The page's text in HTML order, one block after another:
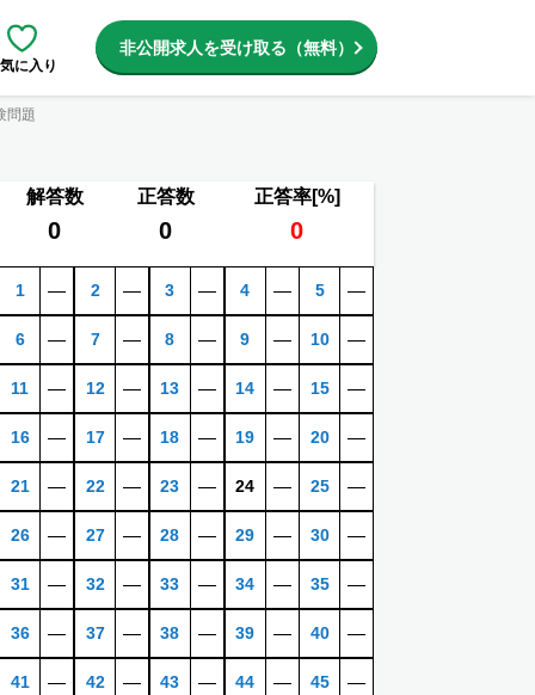
に入り
非公開求人を受け取る（無料）
問題
解答数 正答数 正答率[%]
0 0 0
1 ―
6 ―
11 ―
16 ―
21 ―
26 ―
31 ―
36 ―
41 ―
2 ―
7 ―
12 ―
17 ―
22 ―
27 ―
32 ―
37 ―
42 ―
3 ―
8 ―
13 ―
18 ―
23 ―
28 ―
33 ―
38 ―
43 ―
4 ―
9 ―
14 ―
19 ―
24 ―
29 ―
34 ―
39 ―
44 ―
5 ―
10 ―
15 ―
20 ―
25 ―
30 ―
35 ―
40 ―
45 ―